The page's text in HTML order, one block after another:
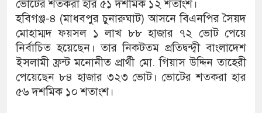
ভোটের শতকরা হার ৫১ দশমিক ১২ শতাংশ।
হবিগঞ্জ-৪ (মাধবপুর চুনারুঘাট) আসনে বিএনপির সৈয়দ
মোহাম্মদ ফয়সল ১ লাখ ৮৮ হাজার ৭২ ভোট পেয়ে
নির্বাচিত হয়েছেন। তার নিকটতম প্রতিদ্বন্দ্বী বাংলাদেশ
ইসলামী ফ্রন্ট মনোনীত প্রার্থী মো. গিয়াস উদ্দিন তাহেরী
পেয়েছেন ৮৪ হাজার ৩২৩ ভোট। ভোটের শতকরা হার
৫৬ দশমিক ১০ শতাংশ।